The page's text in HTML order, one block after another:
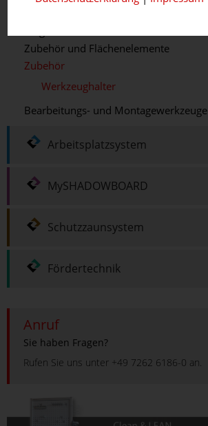
Zubehör und Flächenelemente
Zubehör
Werkzeughalter
Bearbeitungs- und Montagewerkzeuge
Arbeitsplatzsystem
MySHADOWBOARD
Schutzzaunsystem
Fördertechnik
Anruf
Sie haben Fragen?
Rufen Sie uns unter +49 7262 6186-0 an.